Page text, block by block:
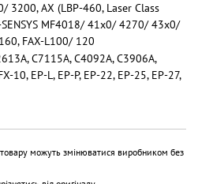
AX (LBP-460, Laser Class
MF4018/ 41x0/ 4270/ 43x0/
FAX-L100/ 120
C7115A, C4092A, C3906A,
10, EP-L, EP-P, EP-22, EP-25, EP-27,
можуть змінюватися виробником без